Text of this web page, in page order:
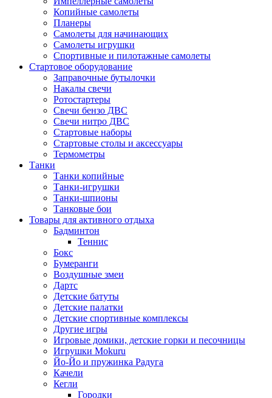
Копийные самолеты
Планеры
Самолеты для начинающих
Самолеты игрушки
Спортивные и пилотажные самолеты
Стартовое оборудование
Заправочные бутылочки
Накалы свечи
Ротостартеры
Свечи бензо ДВС
Свечи нитро ДВС
Стартовые наборы
Стартовые столы и аксессуары
Термометры
Танки
Танки копийные
Танки-игрушки
Танки-шпионы
Танковые бои
Товары для активного отдыха
Бадминтон
Теннис
Бокс
Бумеранги
Воздушные змеи
Дартс
Детские батуты
Детские палатки
Детские спортивные комплексы
Другие игры
Игровые домики, детские горки и песочницы
Игрушки Mokuru
Йо-Йо и пружинка Радуга
Качели
Кегли
Городки